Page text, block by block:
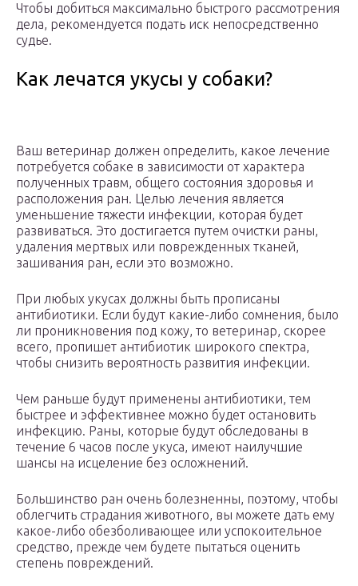
Чтобы добиться максимально быстрого рассмотрения
дела, рекомендуется подать иск непосредственно
судье.
Как лечатся укусы у собаки?
Ваш ветеринар должен определить, какое лечение
потребуется собаке в зависимости от характера
полученных травм, общего состояния здоровья и
расположения ран. Целью лечения является
уменьшение тяжести инфекции, которая будет
развиваться. Это достигается путем очистки раны,
удаления мертвых или поврежденных тканей,
зашивания ран, если это возможно.
При любых укусах должны быть прописаны
антибиотики. Если будут какие-либо сомнения, было
ли проникновения под кожу, то ветеринар, скорее
всего, пропишет антибиотик широкого спектра,
чтобы снизить вероятность развития инфекции.
Чем раньше будут применены антибиотики, тем
быстрее и эффективнее можно будет остановить
инфекцию. Раны, которые будут обследованы в
течение 6 часов после укуса, имеют наилучшие
шансы на исцеление без осложнений.
Большинство ран очень болезненны, поэтому, чтобы
облегчить страдания животного, вы можете дать ему
какое-либо обезболивающее или успокоительное
средство, прежде чем будете пытаться оценить
степень повреждений.